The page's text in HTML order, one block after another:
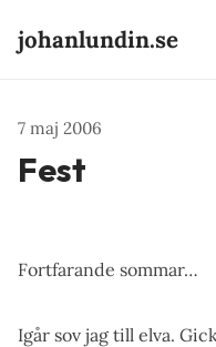
johanlundin.se
7 maj 2006
Fest
Fortfarande sommar…
Igår sov jag till elva.